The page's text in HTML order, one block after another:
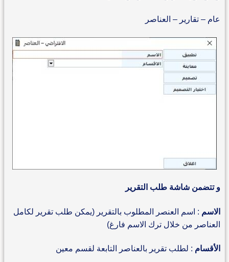
عام – تقارير – العناصر
و تتضمن شاشة طلب التقرير
الاسم : اسم العنصر المطلوب بالتقرير (يمكن طلب تقرير لكامل
العناصر من خلال ترك الاسم فارغ)
الأقسام : لطلب تقرير بالعناصر التابعة لقسم معين